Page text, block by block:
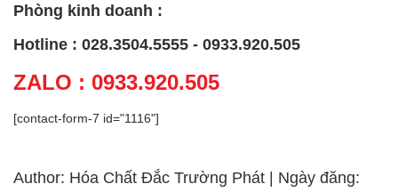
Phòng kinh doanh :
Hotline : 028.3504.5555 - 0933.920.505
ZALO : 0933.920.505
[contact-form-7 id="1116"]
Author: Hóa Chất Đắc Trường Phát | Ngày đăng: